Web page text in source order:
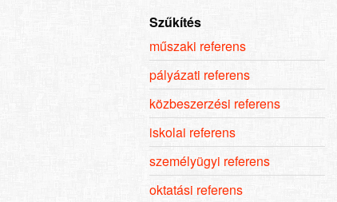
Szűkítés
műszaki referens
pályázati referens
közbeszerzési referens
iskolai referens
személyügyi referens
oktatási referens